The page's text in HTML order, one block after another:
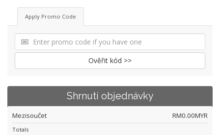
Apply Promo Code
Ověřit kód >>
Shrnutí objednávky
Mezisoučet RM0.00MYR
Totals